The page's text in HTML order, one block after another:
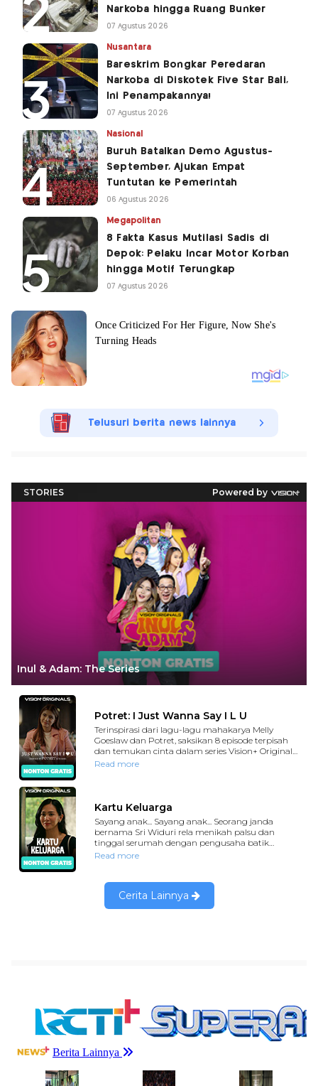
Narkoba hingga Ruang Bunker
07 Agustus 2026
Nusantara
Bareskrim Bongkar Peredaran
Narkoba di Diskotek Five Star Bali,
Ini Penampakannya!
07 Agustus 2026
Nasional
Buruh Batalkan Demo Agustus-
September, Ajukan Empat
Tuntutan ke Pemerintah
06 Agustus 2026
Megapolitan
8 Fakta Kasus Mutilasi Sadis di
Depok: Pelaku Incar Motor Korban
hingga Motif Terungkap
07 Agustus 2026
Telusuri berita news lainnya